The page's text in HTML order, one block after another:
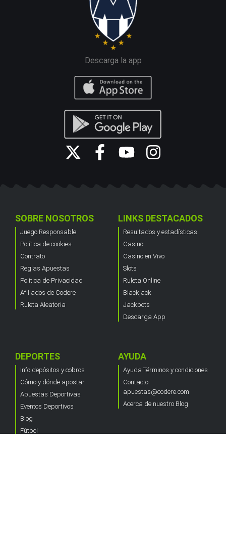
Descarga la app
SOBRE NOSOTROS
Juego Responsable
Política de cookies
Contrato
Reglas Apuestas
Política de Privacidad
Afiliados de Codere
Ruleta Aleatoria
LINKS DESTACADOS
Resultados y estadísticas
Casino
Casino en Vivo
Slots
Ruleta Online
Blackjack
Jackpots
Descarga App
DEPORTES
Info depósitos y cobros
Cómo y dónde apostar
Apuestas Deportivas
Eventos Deportivos
Blog
Fútbol
AYUDA
Ayuda Términos y condiciones
Contacto:
apuestas@codere.com
Acerca de nuestro Blog